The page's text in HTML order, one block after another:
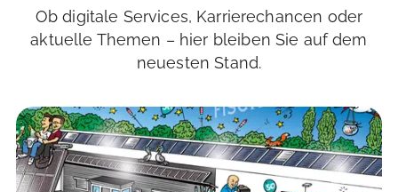
Ob digitale Services, Karrierechancen oder
aktuelle Themen – hier bleiben Sie auf dem
neuesten Stand.